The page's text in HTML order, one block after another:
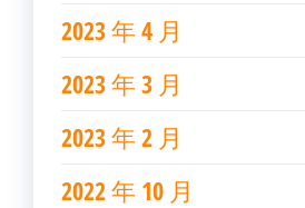
2023 年 4 月
2023 年 3 月
2023 年 2 月
2022 年 10 月